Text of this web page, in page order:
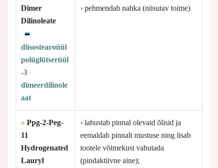
Dimer
Dilinoleate
diisostearoüül
polüglütserüül
-3
dimeerdilinole
aat
› pehmendab nahka (niisutav toime)
» Ppg-2-Peg-
11
Hydrogenated
Lauryl
› lahustab pinnal olevaid õlisid ja
eemaldab pinnalt mustuse ning lisab
tootele võimekust vahutada
(pindaktiivne aine);